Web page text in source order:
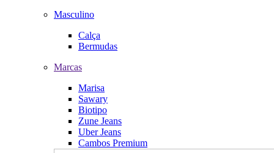
Masculino
Calça
Bermudas
Marcas
Marisa
Sawary
Biotipo
Zune Jeans
Uber Jeans
Cambos Premium